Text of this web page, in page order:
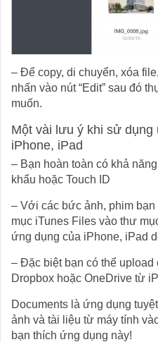
– Để copy, di chuyển, xóa
nhấn vào nút “Edit” sau đó
muốn.
Một vài lưu ý khi sử dụng
iPhone, iPad
– Bạn hoàn toàn có khả
khẩu hoặc Touch ID
– Với các bức ảnh, phim
mục iTunes Files vào thư
ứng dụng của iPhone, iPad
– Đặc biệt bạn có thể upload
Dropbox hoặc OneDrive từ
Documents là ứng dụng
ảnh và tài liệu từ máy tính
bạn thích ứng dụng này!